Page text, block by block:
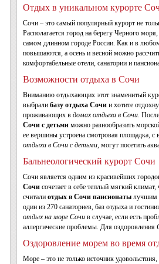
Отдых в уникальном курорте
Сочи – это самый популярный курорт не
Располагается город на берегу Черного
самом длинном городе России. Как и в любом
повышаются, а осень и весной можно
комфортабельные отели, санатории и
Возможности отдыха в Сочи
Вниманию отдыхающих этот знаменитый
выбрали базу отдыха Сочи и хотите
проживающих в домах отдыха в Сочи.
Сочи с детьми можно разнообразить
ее вершины устроена смотровая площадка,
отдыха в Сочи с детьми, могут посетить
Бальнеологический курорт Сочи
Сочи является одним из красивейших
Сочи сочетает в себе теплый мягкий
считали отдых в Сочи пансионаты лучшим
один из 270 санаториев, баз отдыха и
отдых на море Сочи в случае, если есть
аллергические проблемы. Для оздоровления
Оздоровление морем во время
Море – это не только источник